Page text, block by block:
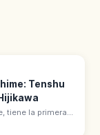
Tenshu
tiene la primera
en la